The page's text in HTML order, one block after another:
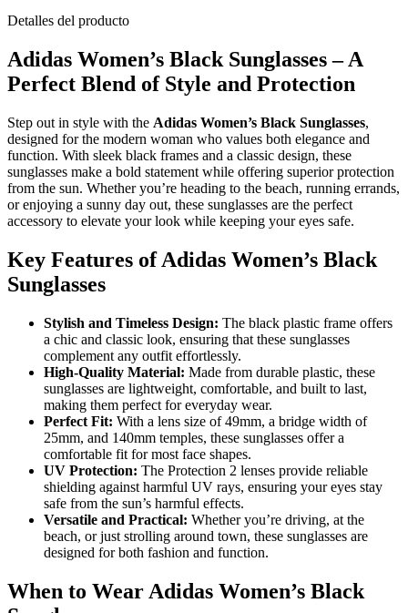
Detalles del producto
Adidas Women’s Black Sunglasses – A
Perfect Blend of Style and Protection
Step out in style with the Adidas Women’s Black Sunglasses,
designed for the modern woman who values both elegance and
function. With sleek black frames and a classic design, these
sunglasses make a bold statement while offering superior protection
from the sun. Whether you’re heading to the beach, running errands,
or enjoying a sunny day out, these sunglasses are the perfect
accessory to elevate your look while keeping your eyes safe.
Key Features of Adidas Women’s Black
Sunglasses
Stylish and Timeless Design: The black plastic frame offers
a chic and classic look, ensuring that these sunglasses
complement any outfit effortlessly.
High-Quality Material: Made from durable plastic, these
sunglasses are lightweight, comfortable, and built to last,
making them perfect for everyday wear.
Perfect Fit: With a lens size of 49mm, a bridge width of
25mm, and 140mm temples, these sunglasses offer a
comfortable fit for most face shapes.
UV Protection: The Protection 2 lenses provide reliable
shielding against harmful UV rays, ensuring your eyes stay
safe from the sun’s harmful effects.
Versatile and Practical: Whether you’re driving, at the
beach, or just strolling around town, these sunglasses are
designed for both fashion and function.
When to Wear Adidas Women’s Black